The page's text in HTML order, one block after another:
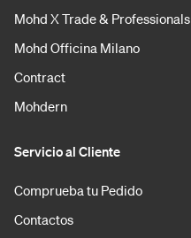
Mohd X Trade & Professionals
Mohd Officina Milano
Contract
Mohdern
Servicio al Cliente
Comprueba tu Pedido
Contactos